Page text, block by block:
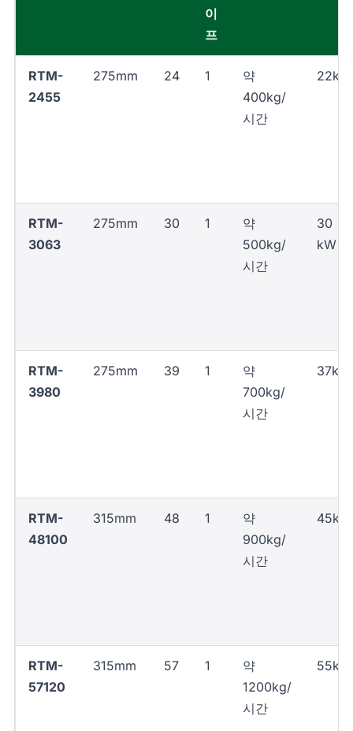
이
프
RTM-
2455
275mm 24 1
약
400kg/
시간
22kW
RTM-
3063
275mm 30 1
약
500kg/
시간
30
kW
RTM-
3980
275mm 39 1
약
700kg/
시간
37kW
RTM-
48100
315mm 48 1
약
900kg/
시간
45kW
RTM-
57120
315mm 57 1
약
1200kg/
시간
55kW